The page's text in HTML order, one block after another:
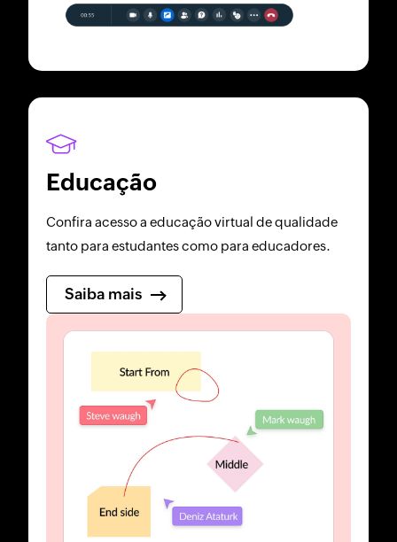
Educação
Confira acesso a educação virtual de qualidade
tanto para estudantes como para educadores.
Saiba mais